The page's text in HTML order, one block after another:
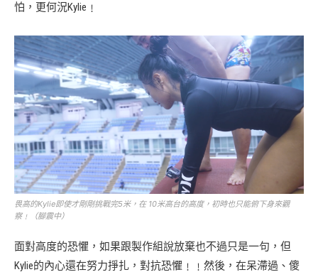
怕，更何況Kylie﹗
畏高的Kylie即使才剛剛挑戰完5米，在 10米高台的高度，初時也只能俯下身來觀
察﹗（腳震中）
面對高度的恐懼，如果跟製作組說放棄也不過只是一句，但
Kylie的內心還在努力掙扎，對抗恐懼﹗﹗然後，在呆滯過、傻